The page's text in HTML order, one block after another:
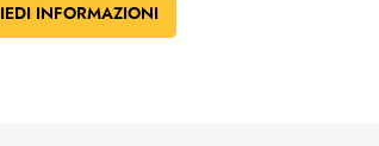
INFORMAZIONI